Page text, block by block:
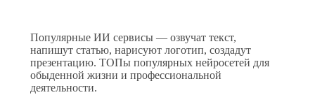
Популярные ИИ сервисы — озвучат текст,
напишут статью, нарисуют логотип, создадут
презентацию. ТОПы популярных нейросетей для
обыденной жизни и профессиональной
деятельности.